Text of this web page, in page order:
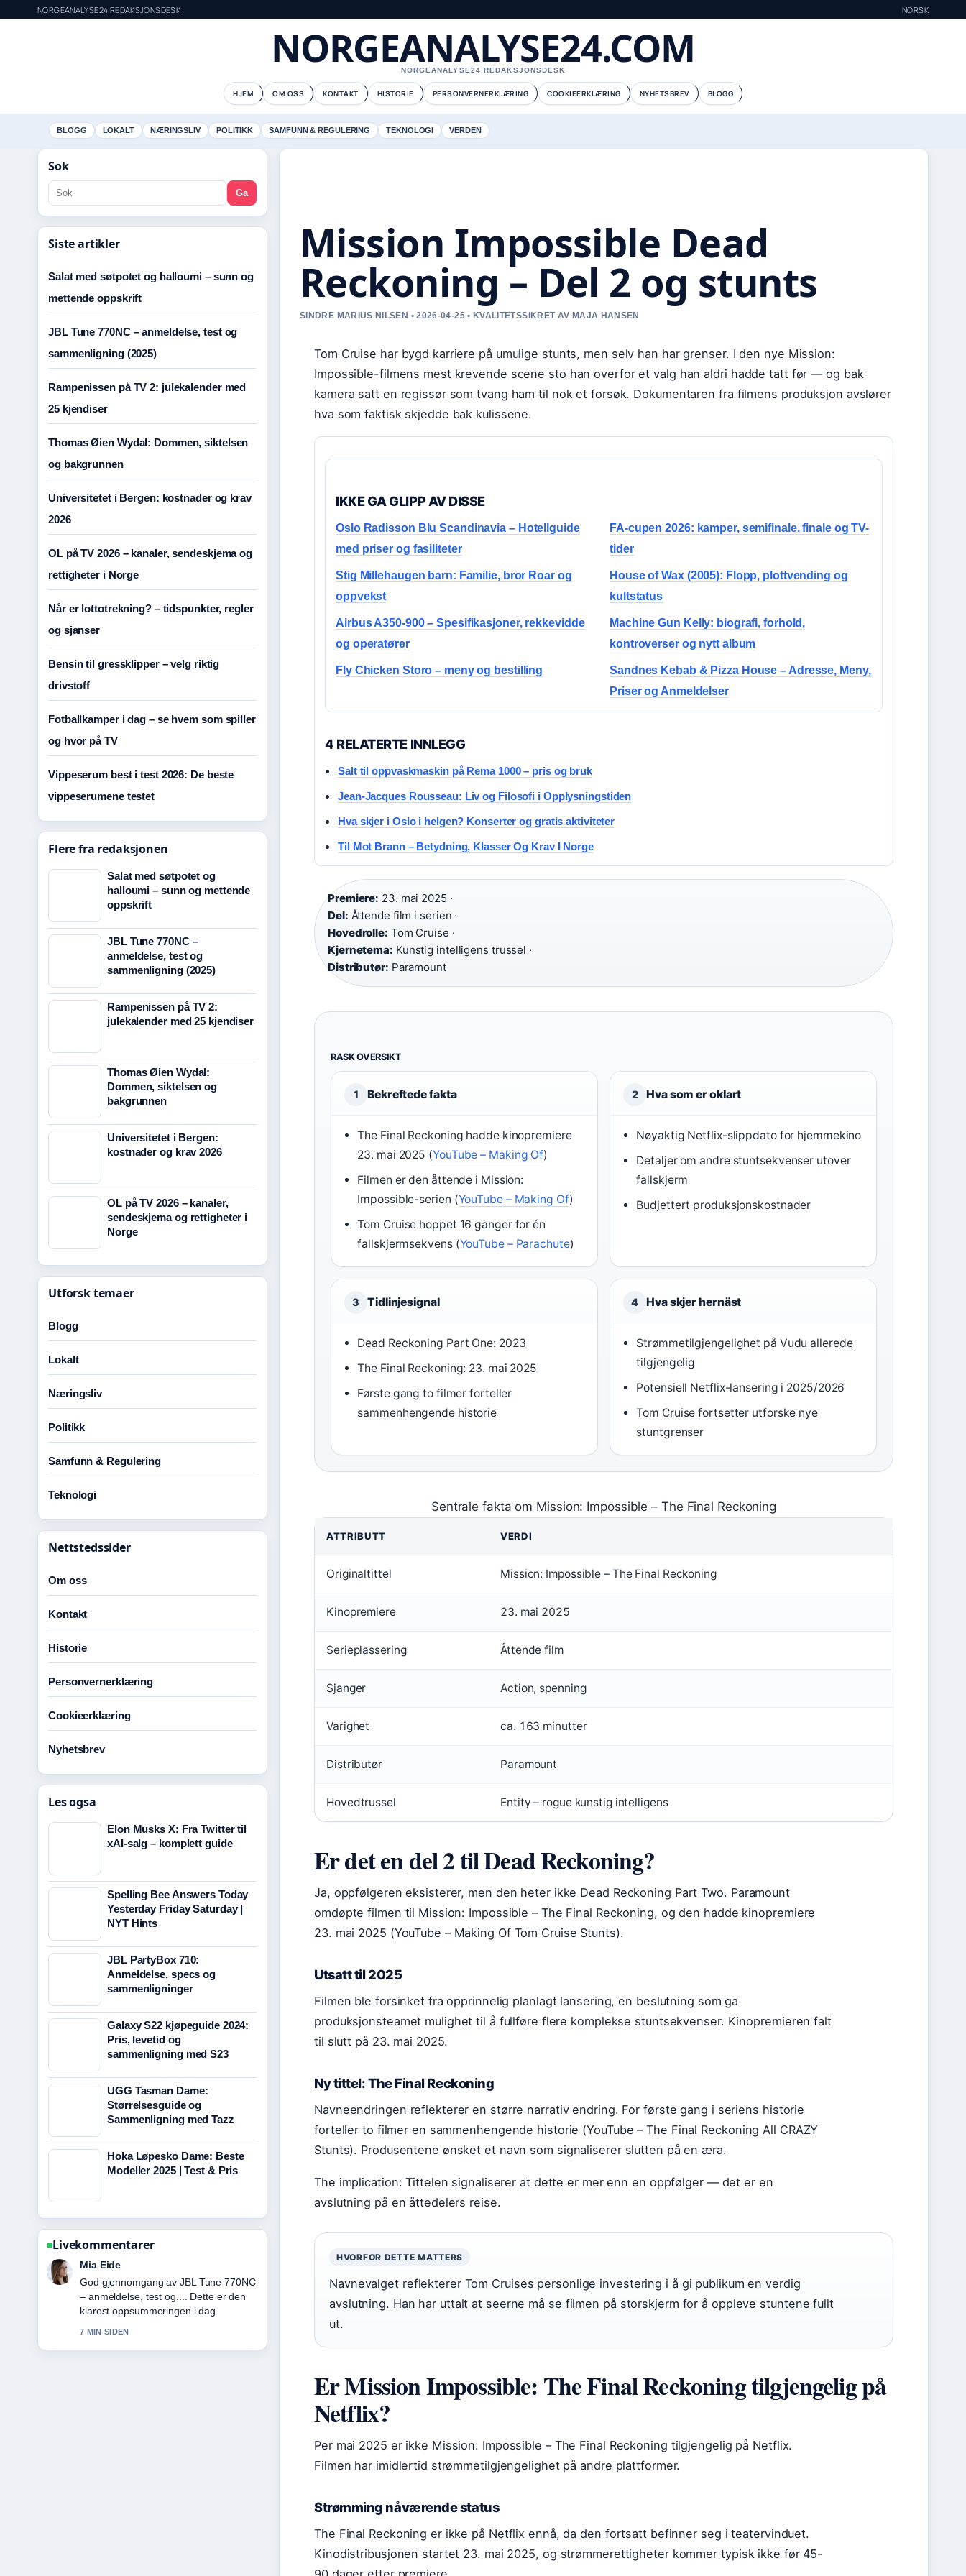
NORGEANALYSE24 REDAKSJONSDESK NORSK
NORGEANALYSE24.COM
NORGEANALYSE24 REDAKSJONSDESK
HJEM OM OSS KONTAKT HISTORIE PERSONVERNERKLÆRING COOKIEERKLÆRING NYHETSBREV BLOGG
BLOGG LOKALT NÆRINGSLIV POLITIKK SAMFUNN & REGULERING TEKNOLOGI VERDEN
Mission Impossible Dead
Reckoning – Del 2 og stunts
SINDRE MARIUS NILSEN • 2026-04-25 • KVALITETSSIKRET AV MAJA HANSEN
Tom Cruise har bygd karriere på umulige stunts, men selv han har grenser. I den nye Mission:
Impossible-filmens mest krevende scene sto han overfor et valg han aldri hadde tatt før — og bak
kamera satt en regissør som tvang ham til nok et forsøk. Dokumentaren fra filmens produksjon avslører
hva som faktisk skjedde bak kulissene.
IKKE GA GLIPP AV DISSE
Oslo Radisson Blu Scandinavia – Hotellguide
med priser og fasiliteter
FA-cupen 2026: kamper, semifinale, finale og TV-
tider
Stig Millehaugen barn: Familie, bror Roar og
oppvekst
House of Wax (2005): Flopp, plottvending og
kultstatus
Airbus A350-900 – Spesifikasjoner, rekkevidde
og operatører
Machine Gun Kelly: biografi, forhold,
kontroverser og nytt album
Fly Chicken Storo – meny og bestilling
Sandnes Kebab & Pizza House – Adresse, Meny,
Priser og Anmeldelser
4 RELATERTE INNLEGG
Salt til oppvaskmaskin på Rema 1000 – pris og bruk
Jean-Jacques Rousseau: Liv og Filosofi i Opplysningstiden
Hva skjer i Oslo i helgen? Konserter og gratis aktiviteter
Til Mot Brann – Betydning, Klasser Og Krav I Norge
Premiere: 23. mai 2025 ·
Del: Åttende film i serien ·
Hovedrolle: Tom Cruise ·
Kjernetema: Kunstig intelligens trussel ·
Distributør: Paramount
RASK OVERSIKT
1 Bekreftede fakta
The Final Reckoning hadde kinopremiere
23. mai 2025 (YouTube – Making Of)
Filmen er den åttende i Mission:
Impossible-serien (YouTube – Making Of)
Tom Cruise hoppet 16 ganger for én
fallskjermsekvens (YouTube – Parachute)
2 Hva som er oklart
Nøyaktig Netflix-slippdato for hjemmekino
Detaljer om andre stuntsekvenser utover
fallskjerm
Budjettert produksjonskostnader
3 Tidlinjesignal
Dead Reckoning Part One: 2023
The Final Reckoning: 23. mai 2025
Første gang to filmer forteller
sammenhengende historie
4 Hva skjer hernäst
Strømmetilgjengelighet på Vudu allerede
tilgjengelig
Potensiell Netflix-lansering i 2025/2026
Tom Cruise fortsetter utforske nye
stuntgrenser
Sentrale fakta om Mission: Impossible – The Final Reckoning
ATTRIBUTT VERDI
Originaltittel Mission: Impossible – The Final Reckoning
Kinopremiere 23. mai 2025
Serieplassering Åttende film
Sjanger Action, spenning
Varighet ca. 163 minutter
Distributør Paramount
Hovedtrussel Entity – rogue kunstig intelligens
Er det en del 2 til Dead Reckoning?
Ja, oppfølgeren eksisterer, men den heter ikke Dead Reckoning Part Two. Paramount
omdøpte filmen til Mission: Impossible – The Final Reckoning, og den hadde kinopremiere
23. mai 2025 (YouTube – Making Of Tom Cruise Stunts).
Utsatt til 2025
Filmen ble forsinket fra opprinnelig planlagt lansering, en beslutning som ga
produksjonsteamet mulighet til å fullføre flere komplekse stuntsekvenser. Kinopremieren falt
til slutt på 23. mai 2025.
Ny tittel: The Final Reckoning
Navneendringen reflekterer en større narrativ endring. For første gang i seriens historie
forteller to filmer en sammenhengende historie (YouTube – The Final Reckoning All CRAZY
Stunts). Produsentene ønsket et navn som signaliserer slutten på en æra.
The implication: Tittelen signaliserer at dette er mer enn en oppfølger — det er en
avslutning på en åttedelers reise.
HVORFOR DETTE MATTERS
Navnevalget reflekterer Tom Cruises personlige investering i å gi publikum en verdig
avslutning. Han har uttalt at seerne må se filmen på storskjerm for å oppleve stuntene fullt
ut.
Er Mission Impossible: The Final Reckoning tilgjengelig på
Netflix?
Per mai 2025 er ikke Mission: Impossible – The Final Reckoning tilgjengelig på Netflix.
Filmen har imidlertid strømmetilgjengelighet på andre plattformer.
Strømming nåværende status
The Final Reckoning er ikke på Netflix ennå, da den fortsatt befinner seg i teatervinduet.
Kinodistribusjonen startet 23. mai 2025, og strømmerettigheter kommer typisk ikke før 45-
Sok
Ga
Siste artikler
Salat med søtpotet og halloumi – sunn og
mettende oppskrift
JBL Tune 770NC – anmeldelse, test og
sammenligning (2025)
Rampenissen på TV 2: julekalender med
25 kjendiser
Thomas Øien Wydal: Dommen, siktelsen
og bakgrunnen
Universitetet i Bergen: kostnader og krav
2026
OL på TV 2026 – kanaler, sendeskjema og
rettigheter i Norge
Når er lottotrekning? – tidspunkter, regler
og sjanser
Bensin til gressklipper – velg riktig
drivstoff
Fotballkamper i dag – se hvem som spiller
og hvor på TV
Vippeserum best i test 2026: De beste
vippeserumene testet
Flere fra redaksjonen
Salat med søtpotet og
halloumi – sunn og mettende
oppskrift
JBL Tune 770NC –
anmeldelse, test og
sammenligning (2025)
Rampenissen på TV 2:
julekalender med 25 kjendiser
Thomas Øien Wydal:
Dommen, siktelsen og
bakgrunnen
Universitetet i Bergen:
kostnader og krav 2026
OL på TV 2026 – kanaler,
sendeskjema og rettigheter i
Norge
Utforsk temaer
Blogg
Lokalt
Næringsliv
Politikk
Samfunn & Regulering
Teknologi
Nettstedssider
Om oss
Kontakt
Historie
Personvernerklæring
Cookieerklæring
Nyhetsbrev
Les ogsa
Elon Musks X: Fra Twitter til
xAI-salg – komplett guide
Spelling Bee Answers Today
Yesterday Friday Saturday |
NYT Hints
JBL PartyBox 710:
Anmeldelse, specs og
sammenligninger
Galaxy S22 kjøpeguide 2024:
Pris, levetid og
sammenligning med S23
UGG Tasman Dame:
Størrelsesguide og
Sammenligning med Tazz
Hoka Løpesko Dame: Beste
Modeller 2025 | Test & Pris
Livekommentarer
Henrik Solberg
Folgjer Rampenissen på TV 2:
julekalender med 25... tett – setter pris
pa den balanserte tonen her.
9 MIN SIDEN